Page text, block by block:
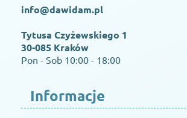
info@dawidam.pl
Tytusa Czyżewskiego 1
30-085 Kraków
Pon - Sob 10:00 - 18:00
Informacje